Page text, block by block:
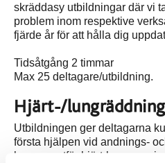
skräddasy utbildningar där vi
problem inom respektive
fjärde år för att hålla dig
Tidsåtgång 2 timmar
Max 25 deltagare/utbildning.
Hjärt-/lungräddning
Utbildningen ger deltagarna
första hjälpen vid andnings-
hur man utför hjärt-